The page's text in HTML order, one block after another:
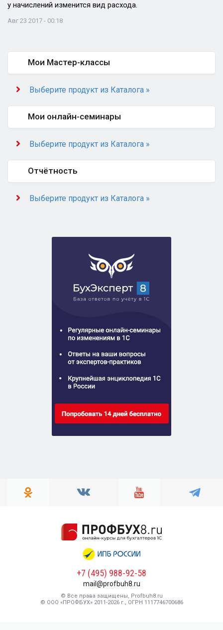
у начислений изменится вид расхода.
Авг 23 2017 - 00:18
Мои Мастер-классы
Выберите продукт из Каталога »
Мои онлайн-семинары
Выберите продукт из Каталога »
Отчётность
Выберите продукт из Каталога »
+7 (495) 988-92-58
mail@profbuh8.ru
© Все права защищены, Profbuh8.ru
© ООО «ПРОФБУХ» 2011-2026 г., ОГРН 1117746700686